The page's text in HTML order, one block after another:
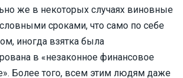
же в некоторых случаях виновные
сроками, что само по себе
иногда взятка была
в «незаконное финансовое
Более того, всем этим людям даже